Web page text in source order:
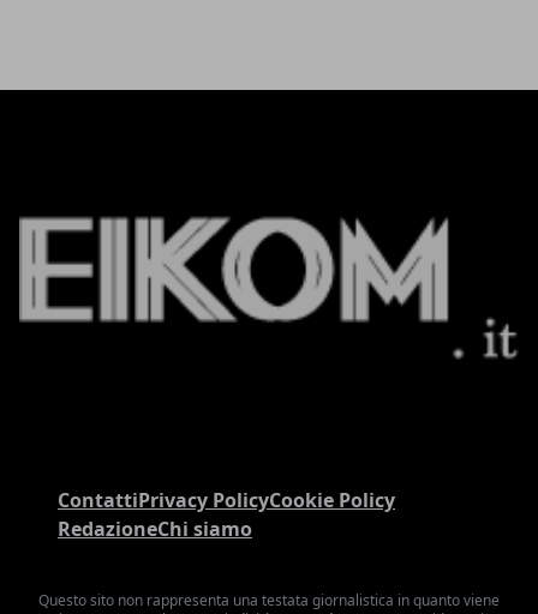
ContattiPrivacy PolicyCookie Policy
RedazioneChi siamo
Questo sito non rappresenta una testata giornalistica in quanto viene